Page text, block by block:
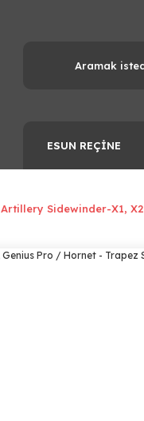
ESUN REÇİNE
Artillery Sidewinder-X1,